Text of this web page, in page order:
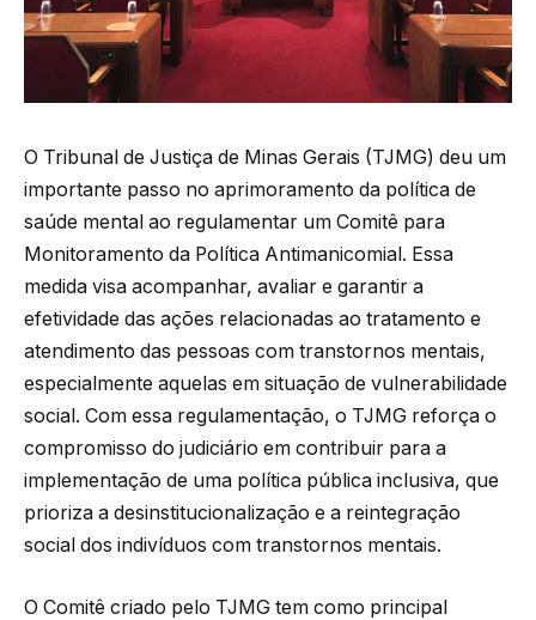
O Tribunal de Justiça de Minas Gerais (TJMG) deu um
importante passo no aprimoramento da política de
saúde mental ao regulamentar um Comitê para
Monitoramento da Política Antimanicomial. Essa
medida visa acompanhar, avaliar e garantir a
efetividade das ações relacionadas ao tratamento e
atendimento das pessoas com transtornos mentais,
especialmente aquelas em situação de vulnerabilidade
social. Com essa regulamentação, o TJMG reforça o
compromisso do judiciário em contribuir para a
implementação de uma política pública inclusiva, que
prioriza a desinstitucionalização e a reintegração
social dos indivíduos com transtornos mentais.
O Comitê criado pelo TJMG tem como principal